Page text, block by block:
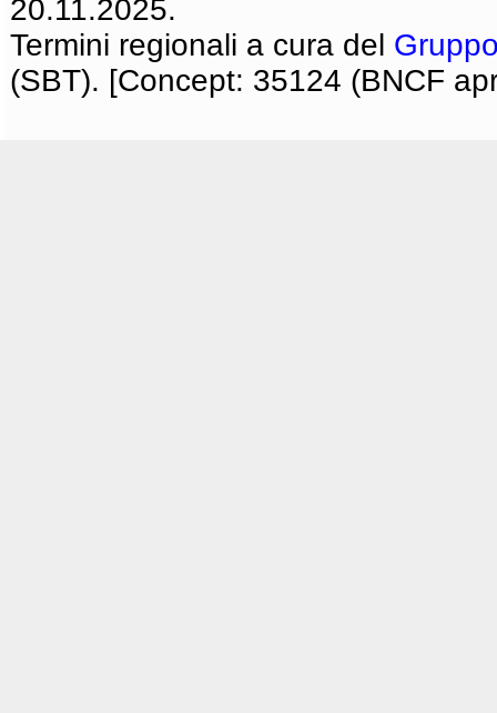
20.11.2025.
Termini regionali a cura del
(SBT). [Concept: 35124 (BNCF